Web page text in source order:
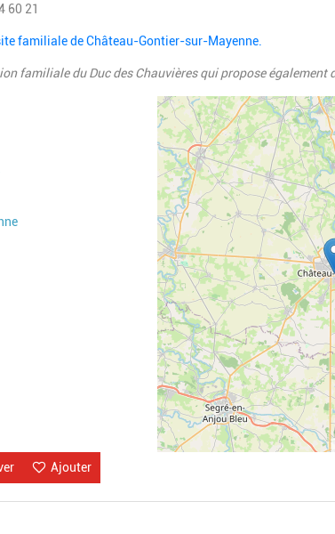
60 21
familiale de Château-Gontier-sur-Mayenne.
familiale du Duc des Chauvières qui propose également
Geolocalisation
Ajouter